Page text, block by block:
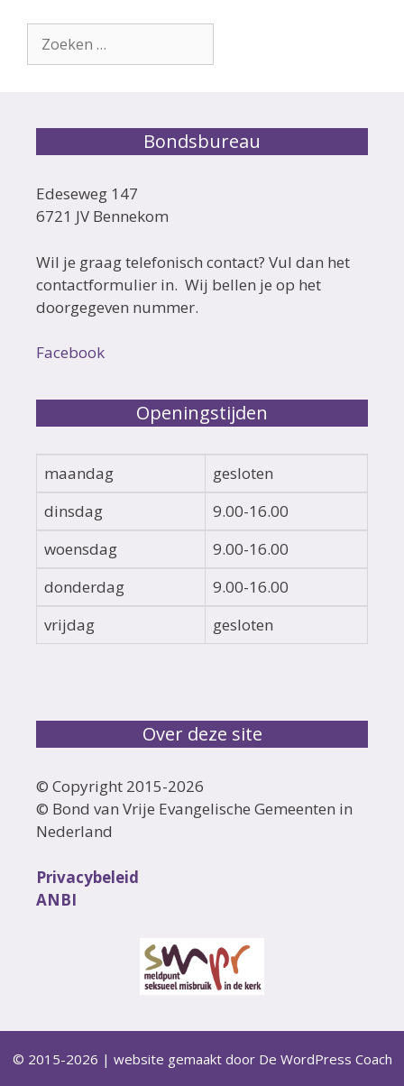
Zoek
naar:
Bondsbureau
Edeseweg 147
6721 JV Bennekom
Wil je graag telefonisch contact? Vul dan het
contactformulier in. Wij bellen je op het
doorgegeven nummer.
Facebook
Openingstijden
maandag
gesloten
dinsdag
9.00-16.00
woensdag
9.00-16.00
donderdag
9.00-16.00
vrijdag
gesloten
Over deze site
© Copyright 2015-2026
© Bond van Vrije Evangelische Gemeenten in
Nederland
Privacybeleid
ANBI
© 2015-2026 | website gemaakt door De WordPress Coach